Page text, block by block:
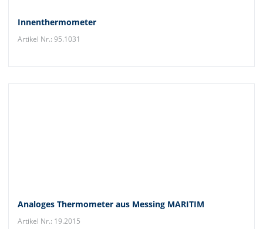
Innenthermometer
Artikel Nr.: 95.1031
Analoges Thermometer aus Messing MARITIM
Artikel Nr.: 19.2015